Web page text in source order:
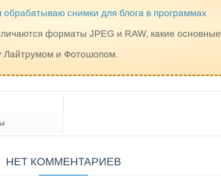
обрабатываю снимки для блога в программах
форматы JPEG и RAW, какие основные
Лайтрумом и Фотошопом.
НЕТ КОММЕНТАРИЕВ